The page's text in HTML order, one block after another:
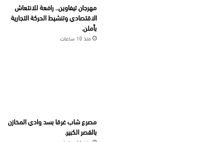
مهرجان تيفاوين.. رافعة للانتعاش
الاقتصادي وتنشيط الحركة التجارية
بأملن.
منذ 10 ساعات
مصرع شاب غرقا بسد وادي المخازن
بالقصر الكبير.